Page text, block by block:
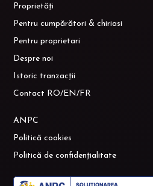
Proprietăți
Pentru cumpărători & chiriasi
Pentru proprietari
Despre noi
Istoric tranzacții
Contact RO/EN/FR
ANPC
Politică cookies
Politică de confidențialitate